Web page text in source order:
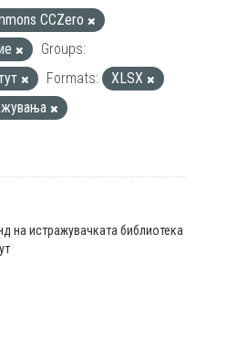
CCZero
Groups:
Formats:
XLSX
на истражувачката библиотека